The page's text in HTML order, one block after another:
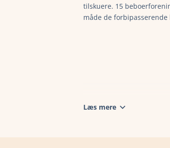
tilskuere. 15
måde de forbipasserende
Læs mere